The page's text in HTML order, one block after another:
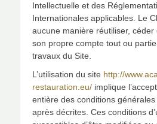
Intellectuelle et des
Internationales applicables. Le
aucune manière réutiliser,
son propre compte tout ou
travaux du Site.
L’utilisation du site http://
restauration.eu/ implique
entière des conditions générales
après décrites. Ces conditions